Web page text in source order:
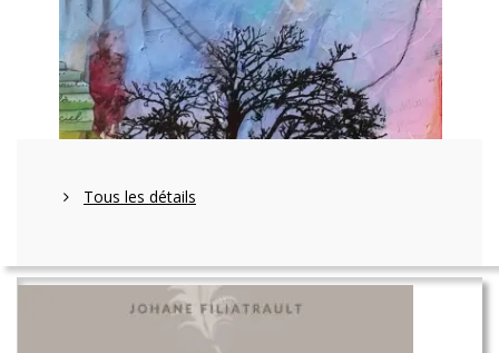
Tous les détails